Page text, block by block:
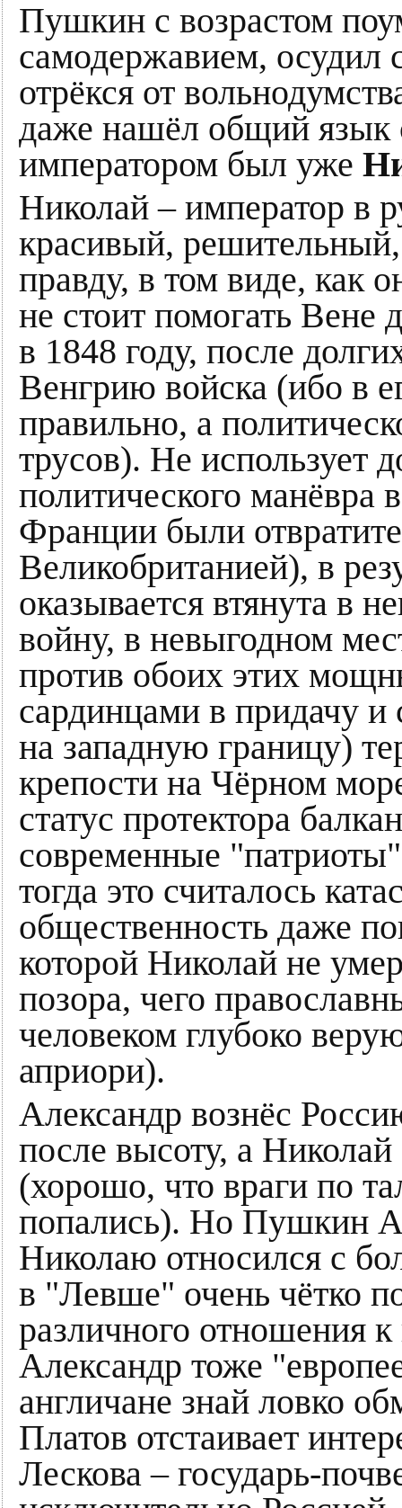
Пушкин с возрастом
самодержавием, осудил
отрёкся от
даже нашёл общий язык
императором был уже
Николай – император в
красивый,
правду, в том виде, как
не стоит помогать Вене
в 1848 году, после
Венгрию войска (ибо в
правильно, а
трусов). Не использует
политического манёвра
Франции были
Великобританией), в
оказывается втянута в
войну, в невыгодном
против обоих этих
сардинцами в придачу и
на западную границу)
крепости на Чёрном
статус протектора
современные
тогда это считалось
общественность даже
которой Николай не
позора, чего
человеком глубоко
априори).
Александр вознёс
после высоту, а
(хорошо, что враги по
попались). Но Пушкин
Николаю относился с
в "Левше" очень чётко
различного отношения
Александр тоже
англичане знай ловко
Платов отстаивает
Лескова – государь-